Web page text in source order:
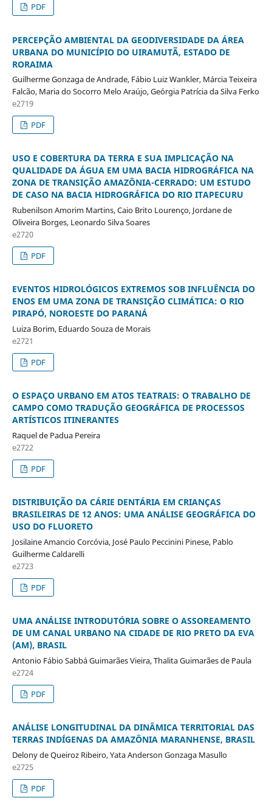
PDF
PERCEPÇÃO AMBIENTAL DA GEODIVERSIDADE DA ÁREA
URBANA DO MUNICÍPIO DO UIRAMUTÃ, ESTADO DE
RORAIMA
Guilherme Gonzaga de Andrade, Fábio Luiz Wankler, Márcia Teixeira
Falcão, Maria do Socorro Melo Araújo, Geórgia Patrícia da Silva Ferko
e2719
PDF
USO E COBERTURA DA TERRA E SUA IMPLICAÇÃO NA
QUALIDADE DA ÁGUA EM UMA BACIA HIDROGRÁFICA NA
ZONA DE TRANSIÇÃO AMAZÔNIA-CERRADO: UM ESTUDO
DE CASO NA BACIA HIDROGRÁFICA DO RIO ITAPECURU
Rubenilson Amorim Martins, Caio Brito Lourenço, Jordane de
Oliveira Borges, Leonardo Silva Soares
e2720
PDF
EVENTOS HIDROLÓGICOS EXTREMOS SOB INFLUÊNCIA DO
ENOS EM UMA ZONA DE TRANSIÇÃO CLIMÁTICA: O RIO
PIRAPÓ, NOROESTE DO PARANÁ
Luiza Borim, Eduardo Souza de Morais
e2721
PDF
O ESPAÇO URBANO EM ATOS TEATRAIS: O TRABALHO DE
CAMPO COMO TRADUÇÃO GEOGRÁFICA DE PROCESSOS
ARTÍSTICOS ITINERANTES
Raquel de Padua Pereira
e2722
PDF
DISTRIBUIÇÃO DA CÁRIE DENTÁRIA EM CRIANÇAS
BRASILEIRAS DE 12 ANOS: UMA ANÁLISE GEOGRÁFICA DO
USO DO FLUORETO
Josilaine Amancio Corcóvia, José Paulo Peccinini Pinese, Pablo
Guilherme Caldarelli
e2723
PDF
UMA ANÁLISE INTRODUTÓRIA SOBRE O ASSOREAMENTO
DE UM CANAL URBANO NA CIDADE DE RIO PRETO DA EVA
(AM), BRASIL
Antonio Fábio Sabbá Guimarães Vieira, Thalita Guimarães de Paula
e2724
PDF
ANÁLISE LONGITUDINAL DA DINÂMICA TERRITORIAL DAS
TERRAS INDÍGENAS DA AMAZÔNIA MARANHENSE, BRASIL
Delony de Queiroz Ribeiro, Yata Anderson Gonzaga Masullo
e2725
PDF